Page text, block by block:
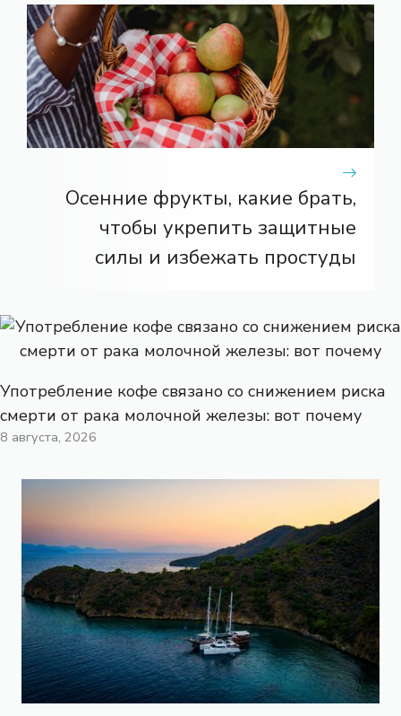
Осенние фрукты, какие брать,
чтобы укрепить защитные
силы и избежать простуды
Употребление кофе связано со снижением риска
смерти от рака молочной железы: вот почему
8 августа, 2026